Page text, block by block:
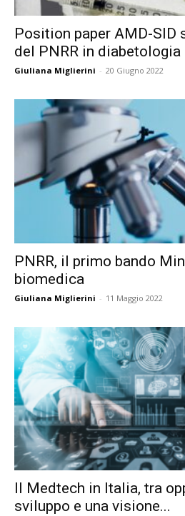
Position paper AMD-SID
del PNRR in diabetologia
Giuliana Miglierini - 20 Giugno 2022
PNRR, il primo bando
biomedica
Giuliana Miglierini - 11 Maggio 2022
Il Medtech in Italia, tra
sviluppo e una visione...